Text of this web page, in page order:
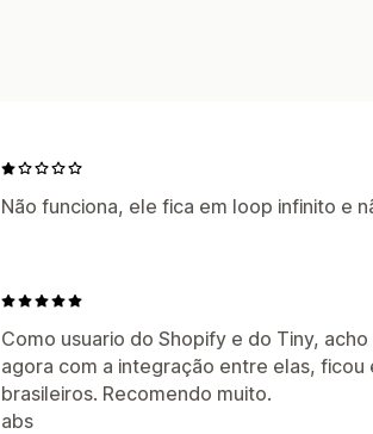
Não funciona, ele fica em loop infinito e
Como usuario do Shopify e do Tiny,
agora com a integração entre elas,
brasileiros. Recomendo muito.
abs